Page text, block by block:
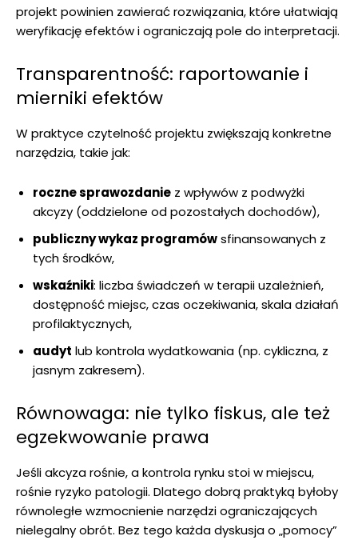
projekt powinien zawierać rozwiązania, które ułatwiają
weryfikację efektów i ograniczają pole do interpretacji.
Transparentność: raportowanie i
mierniki efektów
W praktyce czytelność projektu zwiększają konkretne
narzędzia, takie jak:
roczne sprawozdanie z wpływów z podwyżki
akcyzy (oddzielone od pozostałych dochodów),
publiczny wykaz programówsfinansowanych z
tych środków,
wskaźniki: liczba świadczeń w terapii uzależnień,
dostępność miejsc, czas oczekiwania, skala działań
profilaktycznych,
audyt lub kontrola wydatkowania (np. cykliczna, z
jasnym zakresem).
Równowaga: nie tylko fiskus, ale też
egzekwowanie prawa
Jeśli akcyza rośnie, a kontrola rynku stoi w miejscu,
rośnie ryzyko patologii. Dlatego dobrą praktyką byłoby
równoległe wzmocnienie narzędzi ograniczających
nielegalny obrót. Bez tego każda dyskusja o „pomocy”